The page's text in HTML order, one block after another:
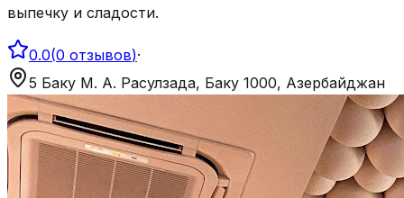
выпечку и сладости.
0.0(0 отзывов)·
5 Баку М. А. Расулзада, Баку 1000, Азербайджан